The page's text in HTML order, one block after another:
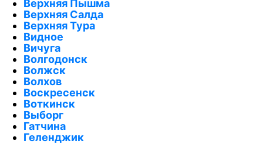
Верхняя Пышма
Верхняя Салда
Верхняя Тура
Видное
Вичуга
Волгодонск
Волжск
Волхов
Воскресенск
Воткинск
Выборг
Гатчина
Геленджик